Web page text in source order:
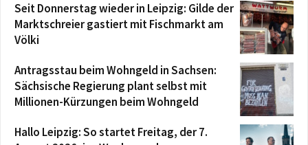
Seit Donnerstag wieder in Leipzig: Gilde der
Marktschreier gastiert mit Fischmarkt am
Völki
Antragsstau beim Wohngeld in Sachsen:
Sächsische Regierung plant selbst mit
Millionen-Kürzungen beim Wohngeld
Hallo Leipzig: So startet Freitag, der 7.